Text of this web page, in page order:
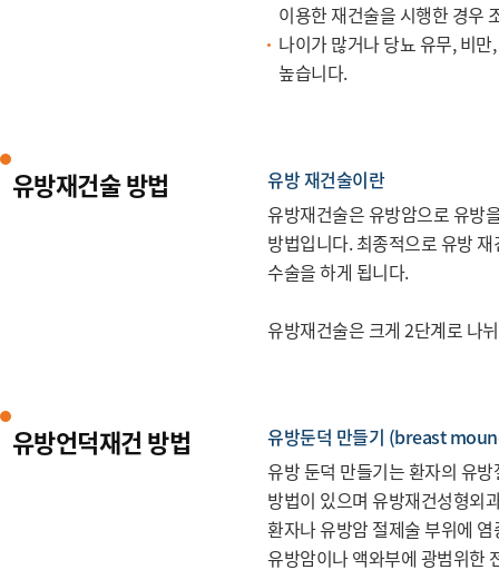
이용한 재건술을 시행한 경우
나이가 많거나 당뇨 유무, 비
높습니다.
유방재건술 방법
유방 재건술이란
유방재건술은 유방암으로 유방
방법입니다. 최종적으로 유방
수술을 하게 됩니다.
유방재건술은 크게 2단계로 나
유방언덕재건 방법
유방둔덕 만들기 (breast
유방 둔덕 만들기는 환자의 유
방법이 있으며 유방재건성형외
환자나 유방암 절제술 부위에
유방암이나 액와부에 광범위한